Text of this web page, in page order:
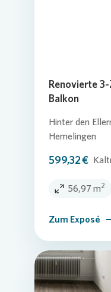
Renovierte
Balkon
Hinter den
Hemelingen
599,32 €
56,97 m2
Zum Exposé